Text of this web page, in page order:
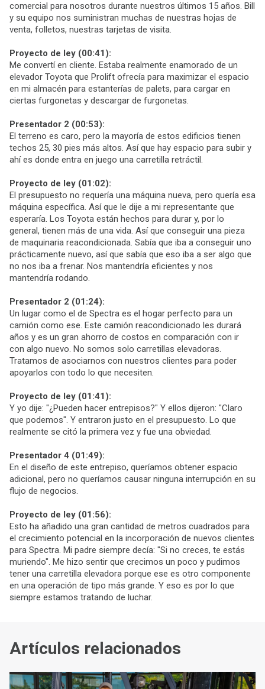
comercial para nosotros durante nuestros últimos 15 años. Bill
y su equipo nos suministran muchas de nuestras hojas de
venta, folletos, nuestras tarjetas de visita.
Proyecto de ley (00:41):
Me convertí en cliente. Estaba realmente enamorado de un
elevador Toyota que Prolift ofrecía para maximizar el espacio
en mi almacén para estanterías de palets, para cargar en
ciertas furgonetas y descargar de furgonetas.
Presentador 2 (00:53):
El terreno es caro, pero la mayoría de estos edificios tienen
techos 25, 30 pies más altos. Así que hay espacio para subir y
ahí es donde entra en juego una carretilla retráctil.
Proyecto de ley (01:02):
El presupuesto no requería una máquina nueva, pero quería esa
máquina específica. Así que le dije a mi representante que
esperaría. Los Toyota están hechos para durar y, por lo
general, tienen más de una vida. Así que conseguir una pieza
de maquinaria reacondicionada. Sabía que iba a conseguir uno
prácticamente nuevo, así que sabía que eso iba a ser algo que
no nos iba a frenar. Nos mantendría eficientes y nos
mantendría rodando.
Presentador 2 (01:24):
Un lugar como el de Spectra es el hogar perfecto para un
camión como ese. Este camión reacondicionado les durará
años y es un gran ahorro de costos en comparación con ir
con algo nuevo. No somos solo carretillas elevadoras.
Tratamos de asociarnos con nuestros clientes para poder
apoyarlos con todo lo que necesiten.
Proyecto de ley (01:41):
Y yo dije: "¿Pueden hacer entrepisos?" Y ellos dijeron: "Claro
que podemos". Y entraron justo en el presupuesto. Lo que
realmente se citó la primera vez y fue una obviedad.
Presentador 4 (01:49):
En el diseño de este entrepiso, queríamos obtener espacio
adicional, pero no queríamos causar ninguna interrupción en su
flujo de negocios.
Proyecto de ley (01:56):
Esto ha añadido una gran cantidad de metros cuadrados para
el crecimiento potencial en la incorporación de nuevos clientes
para Spectra. Mi padre siempre decía: "Si no creces, te estás
muriendo". Me hizo sentir que crecimos un poco y pudimos
tener una carretilla elevadora porque ese es otro componente
en una operación de tipo más grande. Y eso es por lo que
siempre estamos tratando de luchar.
Artículos relacionados